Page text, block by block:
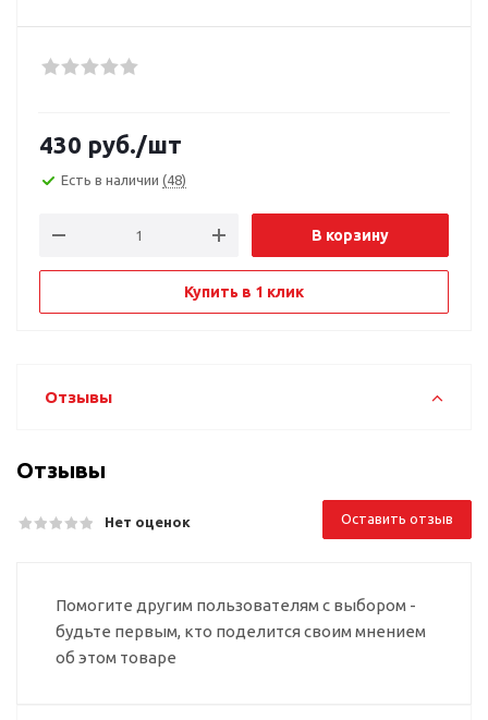
430 руб./шт
Есть в наличии (48)
В корзину
Купить в 1 клик
Отзывы
Отзывы
Нет оценок Оставить отзыв
Помогите другим пользователям с выбором -
будьте первым, кто поделится своим мнением
об этом товаре